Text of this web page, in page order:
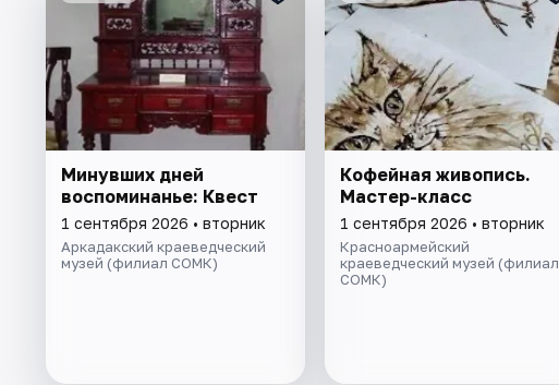
Минувших дней
воспоминанье: Квест
1 сентября 2026 • вторник
Аркадакский краеведческий
музей (филиал СОМК)
Кофейная живопись.
Мастер-класс
1 сентября 2026 • вторник
Красноармейский
краеведческий музей (филиал
СОМК)